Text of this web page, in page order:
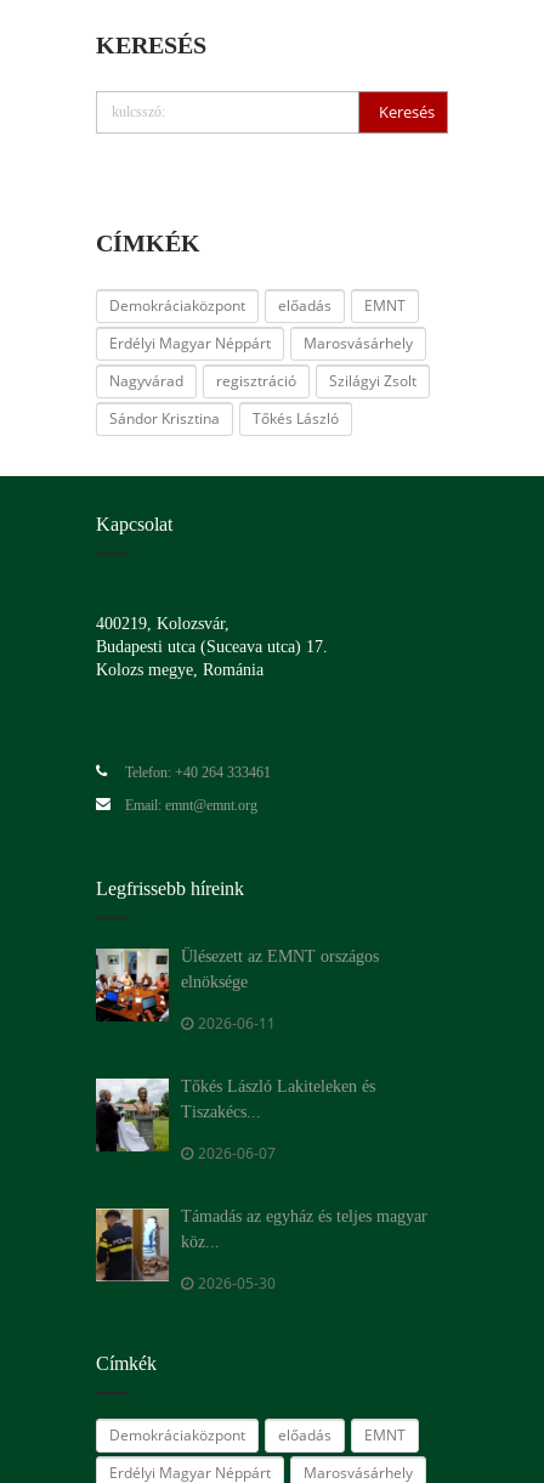
KERESÉS
CÍMKÉK
Demokráciaközpont előadás
EMNT
Erdélyi Magyar Néppárt
Marosvásárhely
Nagyvárad
regisztráció
Szilágyi Zsolt
Sándor Krisztina
Tőkés László
Kapcsolat
400219, Kolozsvár,
Budapesti utca (Suceava utca) 17.
Kolozs megye, Románia
Telefon: +40 264 333461
Email: emnt@emnt.org
Legfrissebb híreink
Ülésezett az EMNT országos
elnöksége
2026-06-11
Tőkés László Lakiteleken és
Tiszakécs...
2026-06-07
Támadás az egyház és teljes magyar
köz...
2026-05-30
Címkék
Demokráciaközpont előadás
EMNT
Erdélyi Magyar Néppárt
Marosvásárhely